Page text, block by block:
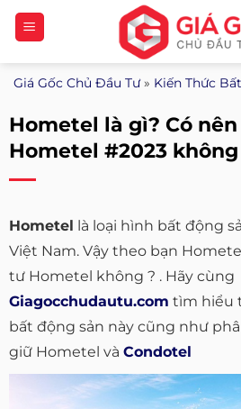
Bỏ
qua
nội
dung
Giá Gốc Chủ Đầu Tư» Kiến Thức
Hometel là gì? Có
Hometel #2023 không
Hometel là loại hình bất động
Việt Nam. Vậy theo bạn
tư Hometel không ? . Hãy cùng
Giagocchudautu.com tìm hiểu
bất động sản này cũng như
giữ Hometel và Condotel